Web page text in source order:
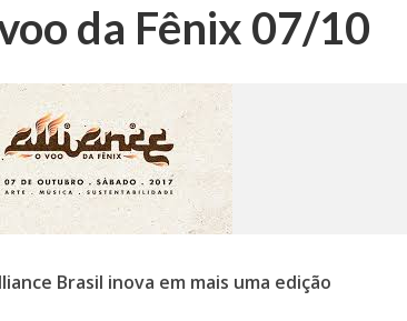
da Fênix 07/10
Brasil inova em mais uma edição